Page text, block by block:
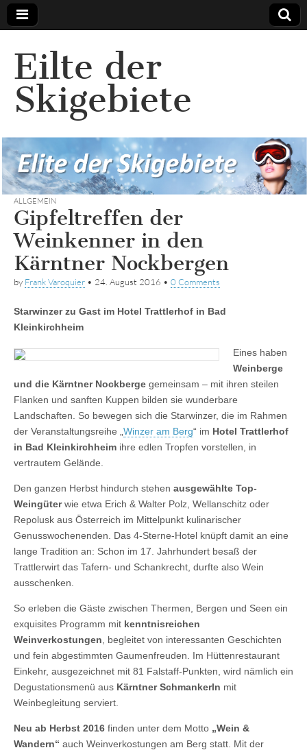
Eilte der
Skigebiete
ALLGEMEIN
Gipfeltreffen der
Weinkenner in den
Kärntner Nockbergen
by Frank Varoquier • 24. August 2016 • 0 Comments
Starwinzer zu Gast im Hotel Trattlerhof in Bad
Kleinkirchheim
Eines haben
Weinberge
und die Kärntner Nockberge gemeinsam – mit ihren steilen
Flanken und sanften Kuppen bilden sie wunderbare
Landschaften. So bewegen sich die Starwinzer, die im Rahmen
der Veranstaltungsreihe „ Winzer am Berg“ im Hotel Trattlerhof
in Bad Kleinkirchheim ihre edlen Tropfen vorstellen, in
vertrautem Gelände.
Den ganzen Herbst hindurch stehen ausgewählte Top-
Weingüterwie etwa Erich & Walter Polz, Wellanschitz oder
Repolusk aus Österreich im Mittelpunkt kulinarischer
Genusswochenenden. Das 4-Sterne-Hotel knüpft damit an eine
lange Tradition an: Schon im 17. Jahrhundert besaß der
Trattlerwirt das Tafern- und Schankrecht, durfte also Wein
ausschenken.
So erleben die Gäste zwischen Thermen, Bergen und Seen ein
exquisites Programm mit kenntnisreichen
Weinverkostungen , begleitet von interessanten Geschichten
und fein abgestimmten Gaumenfreuden. Im Hüttenrestaurant
Einkehr, ausgezeichnet mit 81 Falstaff-Punkten, wird nämlich ein
Degustationsmenü aus Kärntner Schmankerln mit
Weinbegleitung serviert.
Neu ab Herbst 2016 finden unter dem Motto „Wein &
Wandern“ auch Weinverkostungen am Berg statt. Mit der